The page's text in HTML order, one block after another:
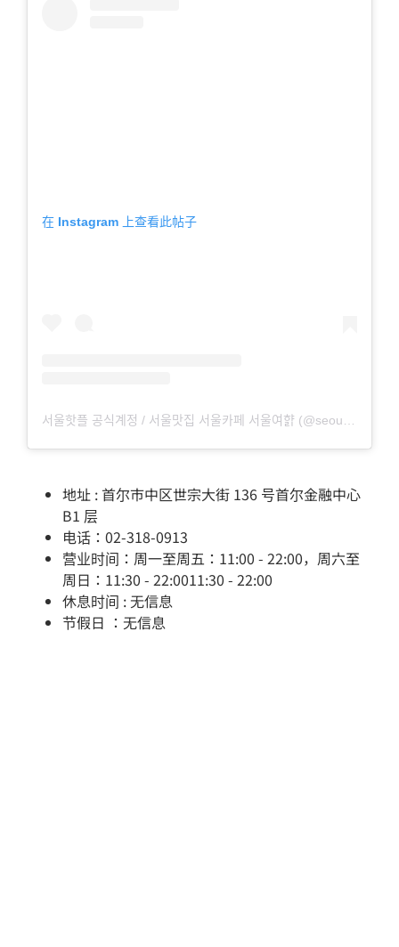
在 Instagram 上查看此帖子
地址 : 首尔市中区世宗大街 136 号首尔金融中心
B1 层
电话：02-318-0913
营业时间：周一至周五：11:00 - 22:00，周六至
周日：11:30 - 22:0011:30 - 22:00
休息时间 : 无信息
节假日 ：无信息